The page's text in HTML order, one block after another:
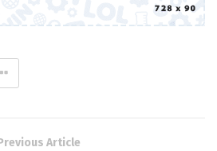
Article